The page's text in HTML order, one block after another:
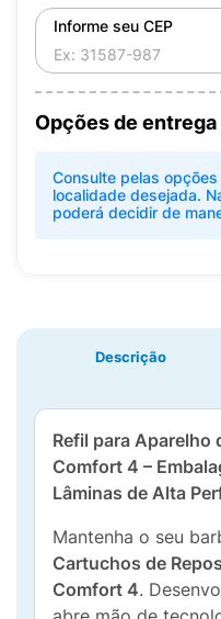
Informe seu CEP
Opções de entrega
Consulte pelas
localidade desejada.
poderá decidir de
Descrição
Refil para Aparelho
Comfort 4 –
Lâminas de Alta
Mantenha o seu
Cartuchos de
Comfort 4.